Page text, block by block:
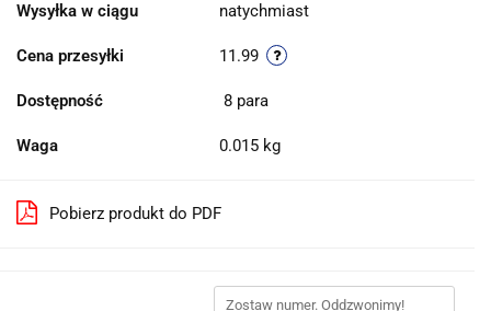
Wysyłka w ciągu natychmiast
Cena przesyłki 11.99
Dostępność 8 para
Waga 0.015 kg
Pobierz produkt do PDF